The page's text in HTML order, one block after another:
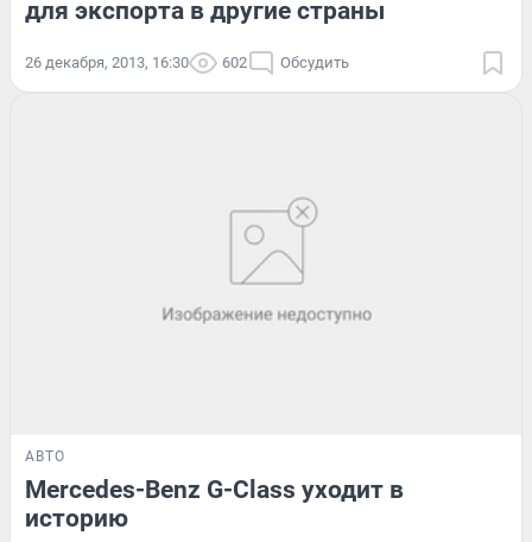
для экспорта в другие страны
26 декабря, 2013, 16:30 602 Обсудить
АВТО
Mercedes-Benz G-Class уходит в
историю